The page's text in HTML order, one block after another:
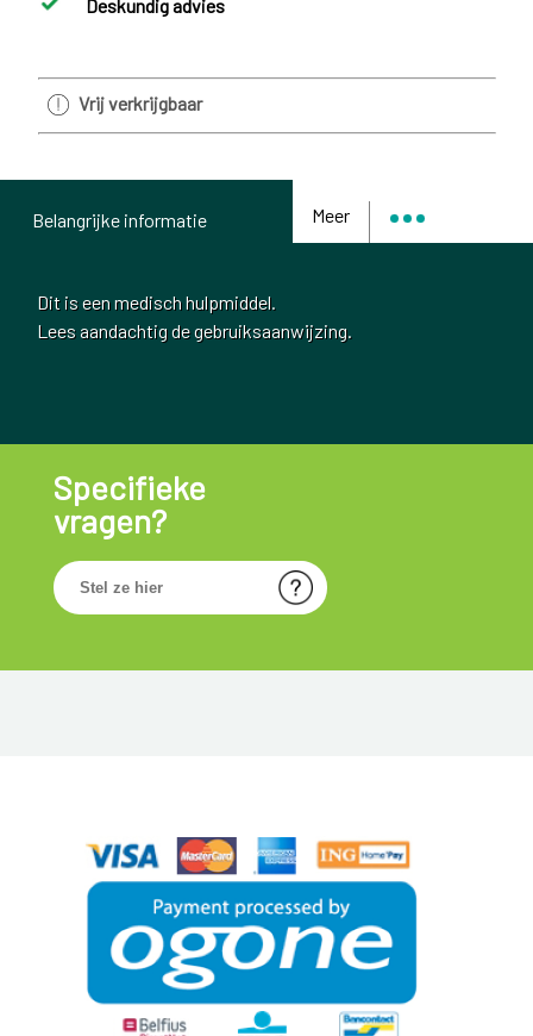
Deskundig advies
Vrij verkrijgbaar
Meer
Belangrijke informatie
Dit is een medisch hulpmiddel.
Lees aandachtig de gebruiksaanwijzing.
Specifieke
vragen?